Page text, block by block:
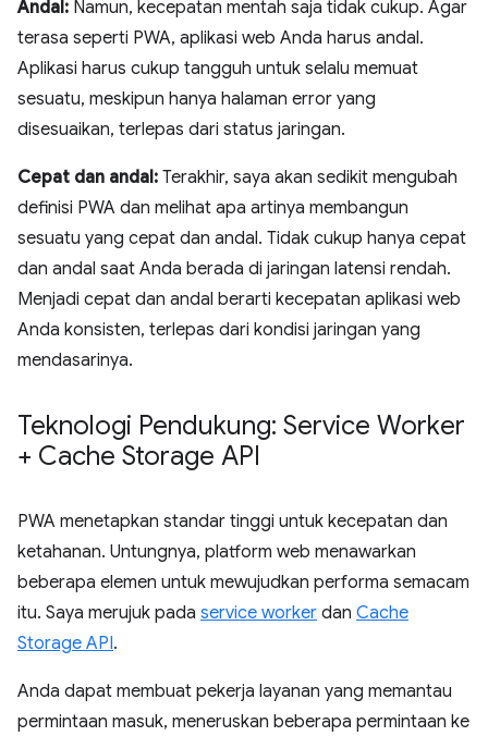
Andal: Namun, kecepatan mentah saja tidak cukup. Agar
terasa seperti PWA, aplikasi web Anda harus andal.
Aplikasi harus cukup tangguh untuk selalu memuat
sesuatu, meskipun hanya halaman error yang
disesuaikan, terlepas dari status jaringan.
Cepat dan andal: Terakhir, saya akan sedikit mengubah
definisi PWA dan melihat apa artinya membangun
sesuatu yang cepat dan andal. Tidak cukup hanya cepat
dan andal saat Anda berada di jaringan latensi rendah.
Menjadi cepat dan andal berarti kecepatan aplikasi web
Anda konsisten, terlepas dari kondisi jaringan yang
mendasarinya.
Teknologi Pendukung: Service Worker
+ Cache Storage API
PWA menetapkan standar tinggi untuk kecepatan dan
ketahanan. Untungnya, platform web menawarkan
beberapa elemen untuk mewujudkan performa semacam
itu. Saya merujuk pada service worker dan Cache
Storage API.
Anda dapat membuat pekerja layanan yang memantau
permintaan masuk, meneruskan beberapa permintaan ke